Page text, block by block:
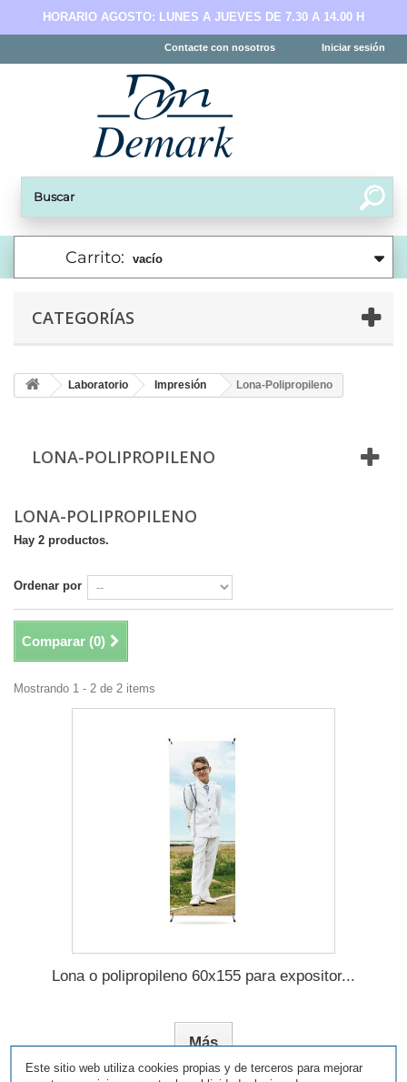
HORARIO AGOSTO: LUNES A JUEVES DE 7.30 A 14.00 H
Iniciar sesión
Contacte con nosotros
Carrito: vacío
CATEGORÍAS
Este sitio web utiliza cookies propias y de terceros para mejorar
Laboratorio Impresión Lona-Polipropileno
LONA-POLIPROPILENO
LONA-POLIPROPILENO
Hay 2 productos.
Ordenar por
Comparar (0)
Mostrando 1 - 2 de 2 items
Lona o polipropileno 60x155 para expositor...
Más